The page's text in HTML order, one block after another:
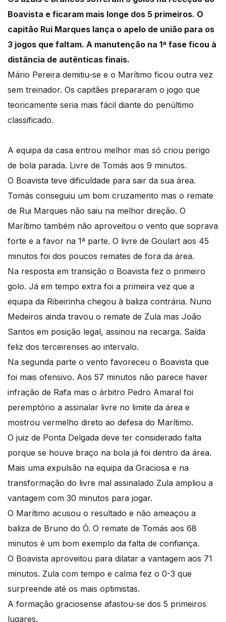
Boavista e ficaram mais longe dos 5 primeiros. O
capitão Rui Marques lança o apelo de união para os
3 jogos que faltam. A manutenção na 1ª fase ficou à
distância de autênticas finais.
Mário Pereira demitiu-se e o Marítimo ficou outra vez
sem treinador. Os capitães prepararam o jogo que
teoricamente seria mais fácil diante do penúltimo
classificado.
A equipa da casa entrou melhor mas só criou perigo
de bola parada. Livre de Tomás aos 9 minutos.
O Boavista teve dificuldade para sair da sua área.
Tomás conseguiu um bom cruzamento mas o remate
de Rui Marques não saiu na melhor direção. O
Marítimo também não aproveitou o vento que soprava
forte e a favor na 1ª parte. O livre de Goulart aos 45
minutos foi dos poucos remates de fora da área.
Na resposta em transição o Boavista fez o primeiro
golo. Já em tempo extra foi a primeira vez que a
equipa da Ribeirinha chegou à baliza contrária. Nuno
Medeiros ainda travou o remate de Zula mas João
Santos em posição legal, assinou na recarga. Saída
feliz dos terceirenses ao intervalo.
Na segunda parte o vento favoreceu o Boavista que
foi mais ofensivo. Aos 57 minutos não parece haver
infração de Rafa mas o árbitro Pedro Amaral foi
peremptório a assinalar livre no limite da área e
mostrou vermelho direto ao defesa do Marítimo.
O juiz de Ponta Delgada deve ter considerado falta
porque se houve braço na bola já foi dentro da área.
Mais uma expulsão na equipa da Graciosa e na
transformação do livre mal assinalado Zula ampliou a
vantagem com 30 minutos para jogar.
O Marítimo acusou o resultado e não ameaçou a
baliza de Bruno do Ó. O remate de Tomás aos 68
minutos é um bom exemplo da falta de confiança.
O Boavista aproveitou para dilatar a vantagem aos 71
minutos. Zula com tempo e calma fez o 0-3 que
surpreende até os mais optimistas.
A formação graciosense afastou-se dos 5 primeiros
lugares.